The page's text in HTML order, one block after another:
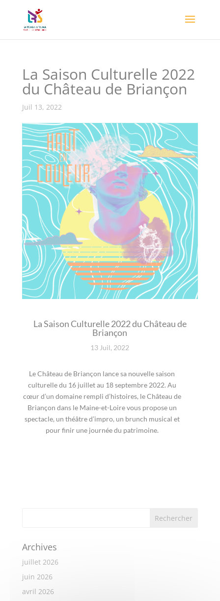
La Saison Culturelle 2022
du Château de Briançon
Juil 13, 2022
La Saison Culturelle 2022 du Château de
Briançon
13 Juil, 2022
Le Château de Briançon lance sa nouvelle saison
culturelle du 16 juillet au 18 septembre 2022. Au
cœur d’un domaine rempli d’histoires, le Château de
Briançon dans le Maine-et-Loire vous propose un
spectacle, un théâtre d’impro, un brunch musical et
pour finir une journée du patrimoine.
Archives
juillet 2026
juin 2026
avril 2026